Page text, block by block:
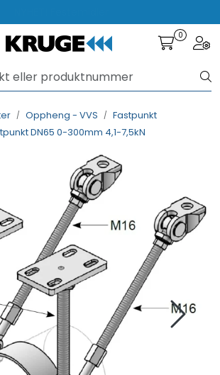
0
Oppheng - VVS
Fastpunkt
DN65 0-300mm 4,1-7,5kN